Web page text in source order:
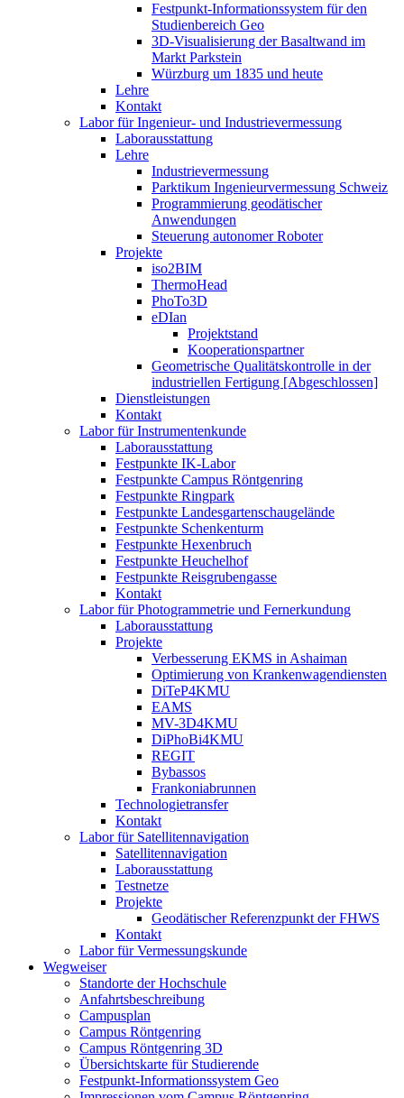
Festpunkt-Informationssystem für den
Studienbereich Geo
3D-Visualisierung der Basaltwand im
Markt Parkstein
Würzburg um 1835 und heute
Lehre
Kontakt
Labor für Ingenieur- und Industrievermessung
Laborausstattung
Lehre
Industrievermessung
Parktikum Ingenieurvermessung Schweiz
Programmierung geodätischer
Anwendungen
Steuerung autonomer Roboter
Projekte
iso2BIM
ThermoHead
PhoTo3D
eDIan
Projektstand
Kooperationspartner
Geometrische Qualitätskontrolle in der
industriellen Fertigung [Abgeschlossen]
Dienstleistungen
Kontakt
Labor für Instrumentenkunde
Laborausstattung
Festpunkte IK-Labor
Festpunkte Campus Röntgenring
Festpunkte Ringpark
Festpunkte Landesgartenschaugelände
Festpunkte Schenkenturm
Festpunkte Hexenbruch
Festpunkte Heuchelhof
Festpunkte Reisgrubengasse
Kontakt
Labor für Photogrammetrie und Fernerkundung
Laborausstattung
Projekte
Verbesserung EKMS in Ashaiman
Optimierung von Krankenwagendiensten
DiTeP4KMU
EAMS
MV-3D4KMU
DiPhoBi4KMU
REGIT
Bybassos
Frankoniabrunnen
Technologietransfer
Kontakt
Labor für Satellitennavigation
Satellitennavigation
Laborausstattung
Testnetze
Projekte
Geodätischer Referenzpunkt der FHWS
Kontakt
Labor für Vermessungskunde
Wegweiser
Standorte der Hochschule
Anfahrtsbeschreibung
Campusplan
Campus Röntgenring
Campus Röntgenring 3D
Übersichtskarte für Studierende
Festpunkt-Informationssystem Geo